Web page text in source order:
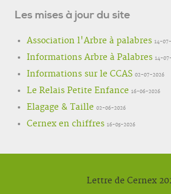
Les mises à jour du site
Association l'Arbre à palabres 14-
Informations Arbre à Palabres 14-
Informations sur le CCAS 02-07-2026
Le Relais Petite Enfance 16-06-2026
Elagage & Taille 02-06-2026
Cernex en chiffres 16-05-2026
Lettre de Cernex